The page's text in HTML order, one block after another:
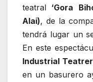
teatral ‘Gora
Alai), de la
tendrá lugar un
En este
Industrial
en un basurero